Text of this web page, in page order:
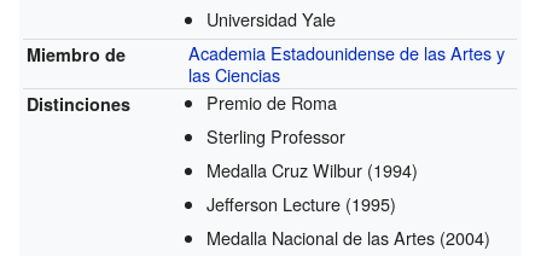
Universidad Yale
Miembro de
Academia Estadounidense de las Artes y
las Ciencias
Distinciones
Premio de Roma
Sterling Professor
Medalla Cruz Wilbur (1994)
Jefferson Lecture (1995)
Medalla Nacional de las Artes (2004)